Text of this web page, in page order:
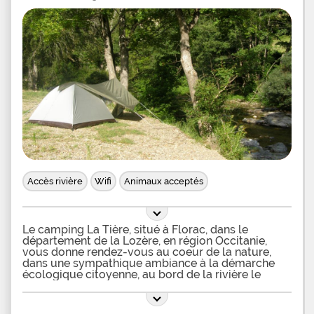
propice au farniente et à la baignade. Si le camping
n'organise pas d'animations classiques, vous
pourrez néanmoins vous adonner à la promenade
en âne ou à cheval ou encore réserver des canoë-
kayak pour partir en balade sur l'eau. Concernant
vos repas, le camping met à votre disposition un
bar-restaurant-pizzeria au bord de la rivière, un
glacier ainsi qu'une épicerie de secours avec
dépôt de pain et viennoiseries. Depuis ce camping
paisible à l'accueil chaleureux, empruntez le GR
Stevenson, qui traverse le site, ou encore le sentier
du Puecheral pour partir en randonnée à la
découverte des paysages sauvages environnants,
visitez les charmants villages alentour et flânez
sur les nombreux marchés de producteurs
Accès rivière Wifi Animaux acceptés
Le camping La Tière, situé à Florac, dans le
département de la Lozère, en région Occitanie,
vous donne rendez-vous au coeur de la nature,
dans une sympathique ambiance à la démarche
écologique citoyenne, au bord de la rivière le
cet éco-camping avec accès direct à la rivière,
vous pourrez louer des tentes d'hôtes meublées,